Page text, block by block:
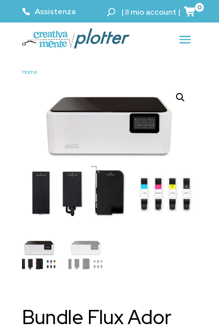
Assistenza | Il mio account | 0
Home
Bundle Flux Ador